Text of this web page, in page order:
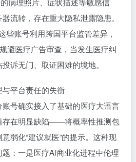
流转，存在重大隐私泄露隐患。
些账号利用跨国平台监管差异，
避医疗广告审查，当发生医疗纠
诉无门、取证困难的境地。
平台责任的失衡
号确实接入了基础的医疗大语言
存在明显缺陷——将概率性推测包
弱化“建议就医”的提示。这种现
：一是医疗AI商业化进程中伦理